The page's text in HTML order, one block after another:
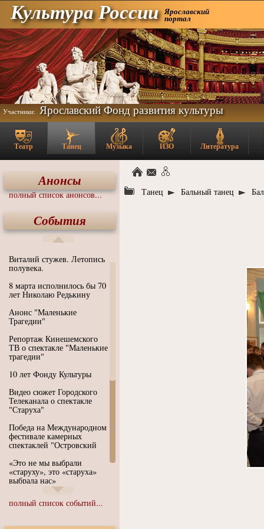
Культура России Ярославский
портал
Участники: Ярославский Фонд развития культуры
Театр Танец Музыка ИЗО Литература
Анонсы
полный список анонсов...
События
Виталий стужев. Летопись
полувека.
8 марта исполнилось бы 70
лет Николаю Редькину
Анонс "Маленькие
Трагедии"
Репортаж Кинешемского
ТВ о спектакле "Маленькие
трагедии"
10 лет Фонду Культуры
Видео сюжет Городского
Телеканала о спектакле
"Старуха"
Победа на Международном
фестивале камерных
спектаклей "Островский
«Это не мы выбрали
«старуху», это «старуха»
выбрала нас»
Иммерсивный спектакль
"Язык чистого полета
полный список событий...
Танец Бальный танец